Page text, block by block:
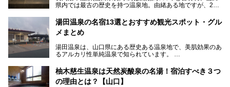
全貌を徹底紹介。また同時期に開催されている「湯道展in長
県内では最古の歴史を持つ温泉地。由緒ある地ですが、202
生まれ変わりました。
今回は、外湯(日帰り入浴施設)である「恩湯」をはじめ、温
紹介。また、アクセスの注意点も併せてご紹介します！
湯田温泉の名宿13選とおすすめ観光スポット・グル
メまとめ
湯田温泉は、山口県にある歴史ある温泉地で、美肌効果のあ
るアルカリ性単純温泉で知られています。
湯田温泉では、瑠璃光寺五重塔などの観光スポット、「そば
寿司」などのグルメスポット、なかには「女将劇場」なんて
一風変わった催しを実施している旅館もあり、観光を満喫で
柚木慈生温泉は天然炭酸泉の名湯！宿泊すべき３つ
の理由とは？【山口】